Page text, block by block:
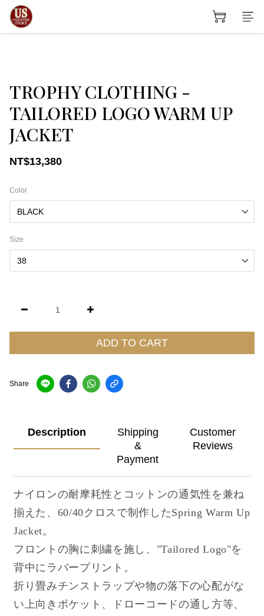
TROPHY CLOTHING -
TAILORED LOGO WARM UP
JACKET
NT$13,380
Color
Size
ADD TO CART
Share
Description
Shipping
&
Payment
Customer
Reviews
ナイロンの耐摩耗性とコットンの通気性を兼ね
揃えた、60/40クロスで制作したSpring Warm Up
Jacket。
フロントの胸に刺繍を施し、"Tailored Logo"を
背中にラバープリント。
折り畳みチンストラップや物の落下の心配がな
い上向きポケット、ドローコードの通し方等、